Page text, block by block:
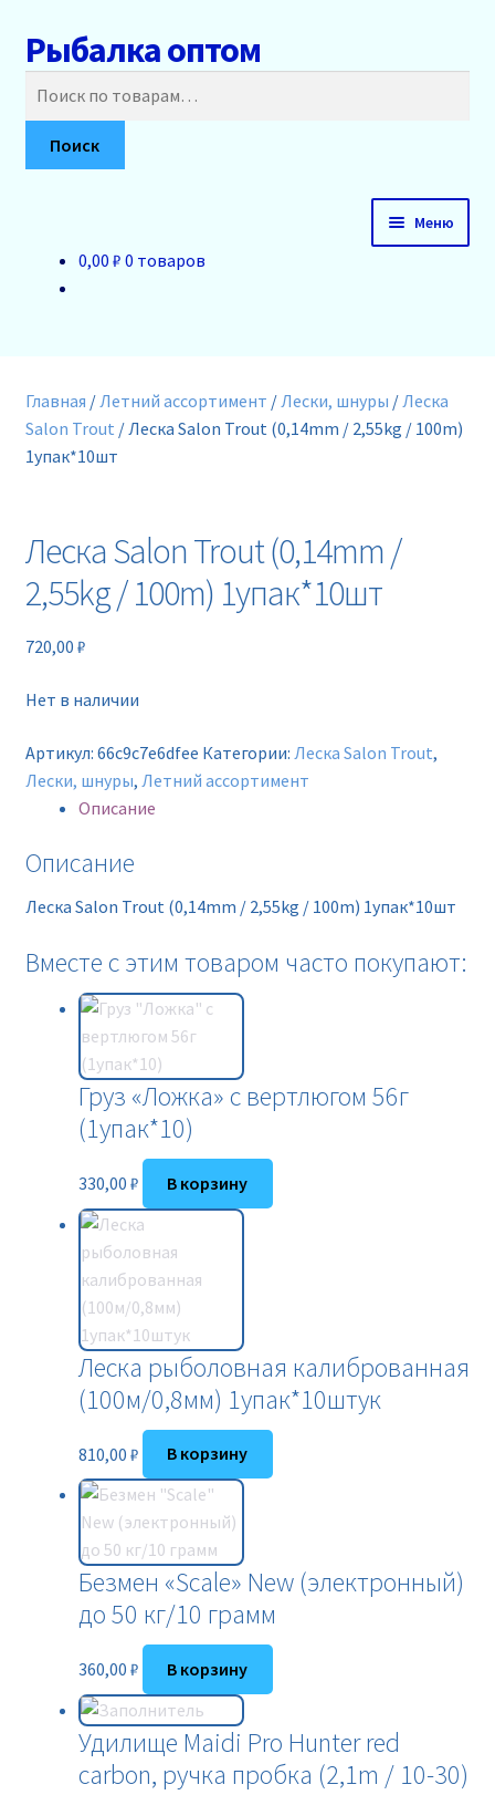
Перейти
к
навигации
Перейти
к
содержимому
Рыбалка оптом
Поиск
Меню
Доставка и оплата
Акции
Прайс
0,00 ₽ 0 товаров
Главная /Летний ассортимент /Лески, шнуры /Леска
Salon Trout /Леска Salon Trout (0,14mm / 2,55kg / 100m)
1упак*10шт
Леска Salon Trout (0,14mm /
2,55kg / 100m) 1упак*10шт
720,00 ₽
Нет в наличии
Артикул: 66c9c7e6dfee Категории: Леска Salon Trout,
Лески, шнуры, Летний ассортимент
Описание
Описание
Леска Salon Trout (0,14mm / 2,55kg / 100m) 1упак*10шт
Вместе с этим товаром часто покупают:
Груз «Ложка» с вертлюгом 56г
(1упак*10)
330,00 ₽ В корзину
Леска рыболовная калиброванная
(100м/0,8мм) 1упак*10штук
810,00 ₽ В корзину
Безмен «Scale» New (электронный)
до 50 кг/10 грамм
360,00 ₽ В корзину
Удилище Maidi Pro Hunter red
carbon, ручка пробка (2,1m / 10-30)